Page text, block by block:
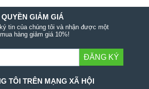
GIẢM GIÁ
tin của chúng tôi và nhận được một
hàng giảm giá 10%!
ĐĂNG KÝ
TÔI TRÊN MẠNG XÃ HỘI